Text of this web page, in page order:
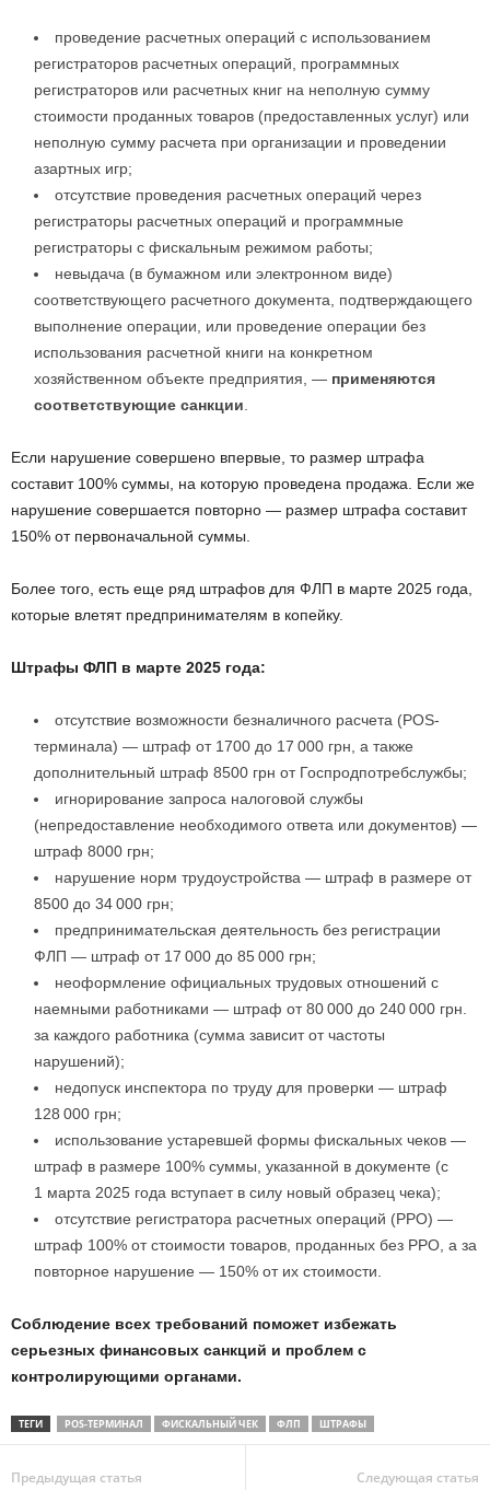
проведение расчетных операций с использованием
регистраторов расчетных операций, программных
регистраторов или расчетных книг на неполную сумму
стоимости проданных товаров (предоставленных услуг) или
неполную сумму расчета при организации и проведении
азартных игр;
отсутствие проведения расчетных операций через
регистраторы расчетных операций и программные
регистраторы с фискальным режимом работы;
невыдача (в бумажном или электронном виде)
соответствующего расчетного документа, подтверждающего
выполнение операции, или проведение операции без
использования расчетной книги на конкретном
хозяйственном объекте предприятия, — применяются
соответствующие санкции
Если нарушение совершено впервые, то размер штрафа
составит 100% суммы, на которую проведена продажа. Если же
нарушение совершается повторно — размер штрафа составит
150% от первоначальной суммы.
Более того, есть еще ряд штрафов для ФЛП в марте 2025 года,
которые влетят предпринимателям в копейку.
Штрафы ФЛП в марте 2025 года:
отсутствие возможности безналичного расчета (POS-
терминала) — штраф от 1700 до 17 000 грн, а также
дополнительный штраф 8500 грн от Госпродпотребслужбы;
игнорирование запроса налоговой службы
(непредоставление необходимого ответа или документов) —
штраф 8000 грн;
нарушение норм трудоустройства — штраф в размере от
8500 до 34 000 грн;
предпринимательская деятельность без регистрации
ФЛП — штраф от 17 000 до 85 000 грн;
неоформление официальных трудовых отношений с
наемными работниками — штраф от 80 000 до 240 000 грн.
за каждого работника (сумма зависит от частоты
нарушений);
недопуск инспектора по труду для проверки — штраф
128 000 грн;
использование устаревшей формы фискальных чеков —
штраф в размере 100% суммы, указанной в документе (с
1 марта 2025 года вступает в силу новый образец чека);
отсутствие регистратора расчетных операций (РРО) —
штраф 100% от стоимости товаров, проданных без РРО, а за
повторное нарушение — 150% от их стоимости.
Соблюдение всех требований поможет избежать
серьезных финансовых санкций и проблем с
контролирующими органами.
ТЕГИ POS-ТЕРМИНАЛ ФИСКАЛЬНЫЙ ЧЕК ФЛП ШТРАФЫ
Предыдущая статья Следующая статья